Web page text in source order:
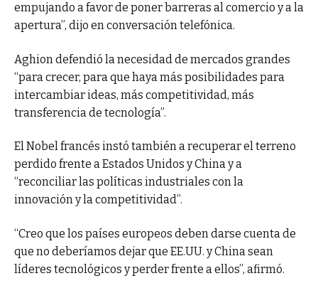
empujando a favor de poner barreras al comercio y a la
apertura”, dijo en conversación telefónica.
Aghion defendió la necesidad de mercados grandes
“para crecer, para que haya más posibilidades para
intercambiar ideas, más competitividad, más
transferencia de tecnología”.
El Nobel francés instó también a recuperar el terreno
perdido frente a Estados Unidos y China y a
“reconciliar las políticas industriales con la
innovación y la competitividad”.
“Creo que los países europeos deben darse cuenta de
que no deberíamos dejar que EE.UU. y China sean
líderes tecnológicos y perder frente a ellos”, afirmó.